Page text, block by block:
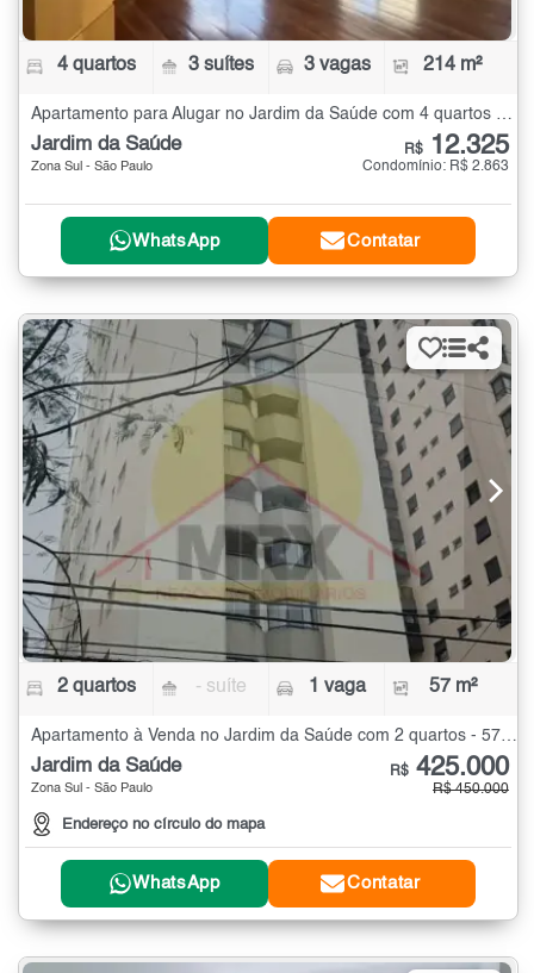
4 quartos 3 suítes 3 vagas 214 m²
Apartamento para Alugar no Jardim da Saúde com 4 quartos - 214 m²
Jardim da Saúde
Zona Sul - São Paulo
R$ 12.325
Condomínio: R$ 2.863
WhatsApp Contatar
2 quartos - suíte 1 vaga 57 m²
Apartamento à Venda no Jardim da Saúde com 2 quartos - 57 m²
Jardim da Saúde
Zona Sul - São Paulo
Endereço no círculo do mapa
R$ 425.000
R$ 450.000
WhatsApp Contatar